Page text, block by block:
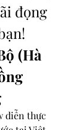
đọng
(Hà
diễn thực